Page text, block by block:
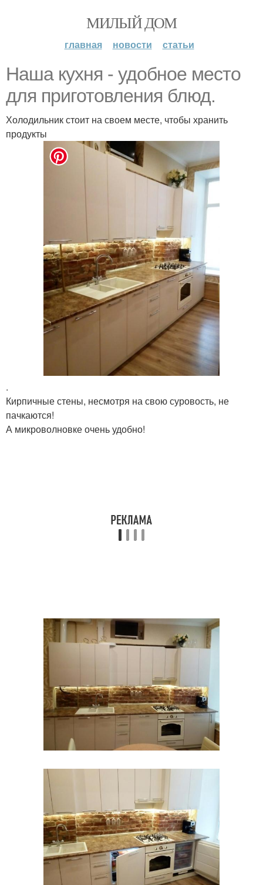
МИЛЫЙ ДОМ
главная новости статьи
Наша кухня - удобное место
для приготовления блюд.
Холодильник стоит на своем месте, чтобы хранить
продукты
.
Кирпичные стены, несмотря на свою суровость, не
пачкаются!
А микроволновке очень удобно!